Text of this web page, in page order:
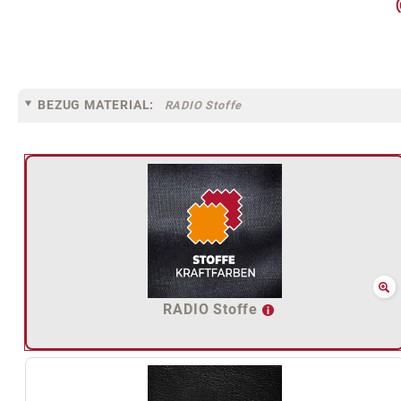
BEZUG MATERIAL: RADIO Stoffe
RADIO Stoffe